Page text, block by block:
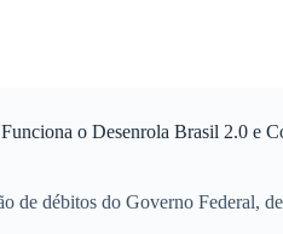
o Desenrola Brasil 2.0 e
de débitos do Governo Federal,